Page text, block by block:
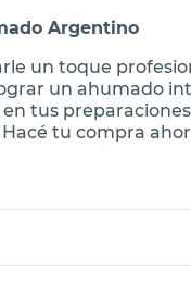
Argentino
un toque
un ahumado
tus
tu compra